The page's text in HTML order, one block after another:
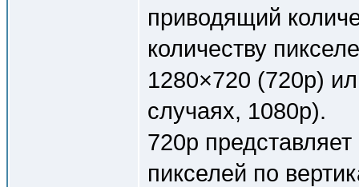
приводящий
количеству
1280×720 (720p)
случаях, 1080p).
720p
пикселей по